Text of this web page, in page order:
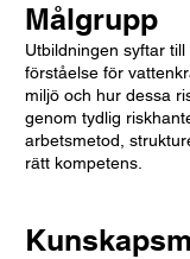
Målgrupp
​Utbildningen syftar
förståelse för
miljö och hur dessa
genom tydlig
arbetsmetod,
rätt kompetens.